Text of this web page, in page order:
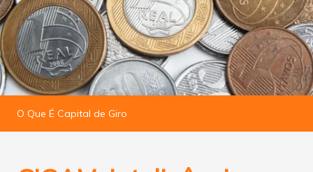
O Que É Capital de Giro